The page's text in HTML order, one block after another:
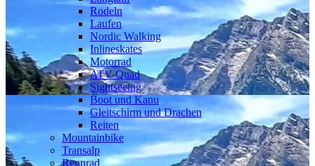
Rodeln
Laufen
Nordic Walking
Inlineskates
Motorrad
ATV-Quad
Sightseeing
Boot und Kanu
Gleitschirm und Drachen
Reiten
Mountainbike
Transalp
Rennrad